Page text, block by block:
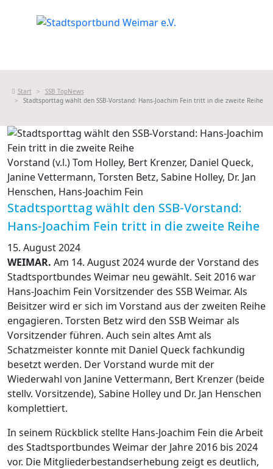
Start
SSB TopNews
Stadtsporttag wählt den SSB-Vorstand: Hans-Joachim Fein tritt in die zweite Reihe
Vorstand (v.l.) Tom Holley, Bert Krenzer, Daniel Queck,
Janine Vettermann, Torsten Betz, Sabine Holley, Dr. Jan
Henschen, Hans-Joachim Fein
Stadtsporttag wählt den SSB-Vorstand:
Hans-Joachim Fein tritt in die zweite Reihe
15. August 2024
WEIMAR. Am 14. August 2024 wurde der Vorstand des
Stadtsportbundes Weimar neu gewählt. Seit 2016 war
Hans-Joachim Fein Vorsitzender des SSB Weimar. Als
Beisitzer wird er sich im Vorstand aus der zweiten Reihe
engagieren. Torsten Betz wird den SSB Weimar als
Vorsitzender führen. Auch sein altes Amt als
Schatzmeister konnte mit Daniel Queck fachkundig
besetzt werden. Der Vorstand wurde mit der
Wiederwahl von Janine Vettermann, Bert Krenzer (beide
stellv. Vorsitzende), Sabine Holley und Dr. Jan Henschen
komplettiert.
In seinem Rückblick stellte Hans-Joachim Fein die Arbeit
des Stadtsportbundes Weimar der Jahre 2016 bis 2024
vor. Die Mitgliederbestandserhebung zeigt es deutlich,